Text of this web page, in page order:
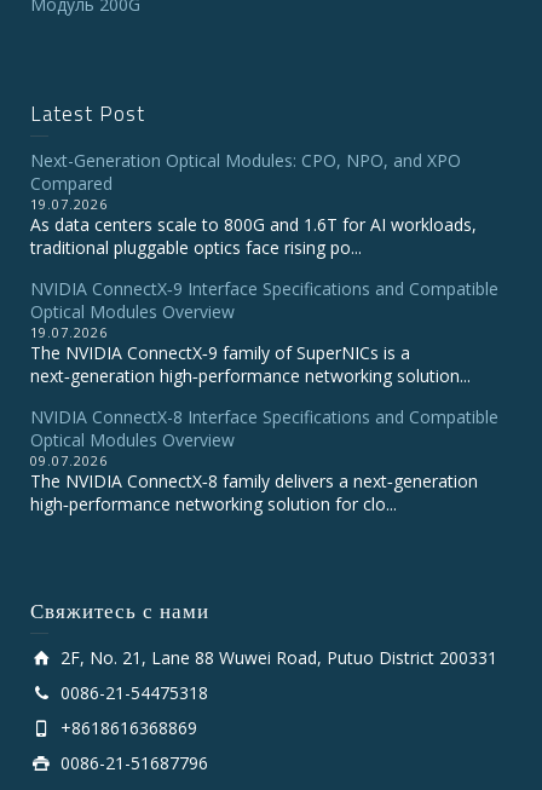
Latest Post
Next-Generation Optical Modules: CPO, NPO, and XPO
Compared
19.07.2026
As data centers scale to 800G and 1.6T for AI workloads,
traditional pluggable optics face rising po...
NVIDIA ConnectX‑9 Interface Specifications and Compatible
Optical Modules Overview
19.07.2026
The NVIDIA ConnectX‑9 family of SuperNICs is a
next‑generation high‑performance networking solution...
NVIDIA ConnectX-8 Interface Specifications and Compatible
Optical Modules Overview
09.07.2026
The NVIDIA ConnectX‑8 family delivers a next‑generation
high‑performance networking solution for clo...
Свяжитесь с нами
2F, No. 21, Lane 88 Wuwei Road, Putuo District 200331
0086-21-54475318
+8618616368869
0086-21-51687796